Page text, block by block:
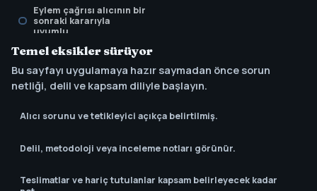
Eylem çağrısı alıcının bir
sonraki kararıyla
uyumlu.
Temel eksikler sürüyor
Bu sayfayı uygulamaya hazır saymadan önce sorun
netliği, delil ve kapsam diliyle başlayın.
Alıcı sorunu ve tetikleyici açıkça belirtilmiş.
Delil, metodoloji veya inceleme notları görünür.
Teslimatlar ve hariç tutulanlar kapsam belirleyecek kadar